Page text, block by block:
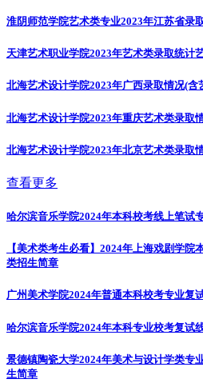
淮阴师范学院艺术类专业2023年江苏省录
天津艺术职业学院2023年艺术类录取统计
北海艺术设计学院2023年广西录取情况(含
北海艺术设计学院2023年重庆艺术类录取
北海艺术设计学院2023年北京艺术类录取
查看更多
哈尔滨音乐学院2024年本科校考线上笔试
【美术类考生必看】2024年上海戏剧学院
类招生简章
广州美术学院2024年普通本科校考专业复
哈尔滨音乐学院2024年本科专业校考复试
景德镇陶瓷大学2024年美术与设计学类专
生简章